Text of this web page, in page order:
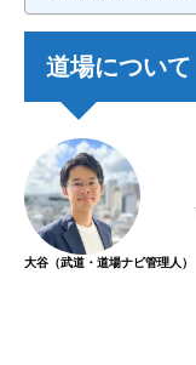
道場について
大谷（武道・道場ナビ管理人）